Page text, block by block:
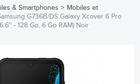
& Smartphones > Mobiles et
G736B/DS Galaxy Xcover 6 Pro
- 128 Go, 6 Go RAM) Noir